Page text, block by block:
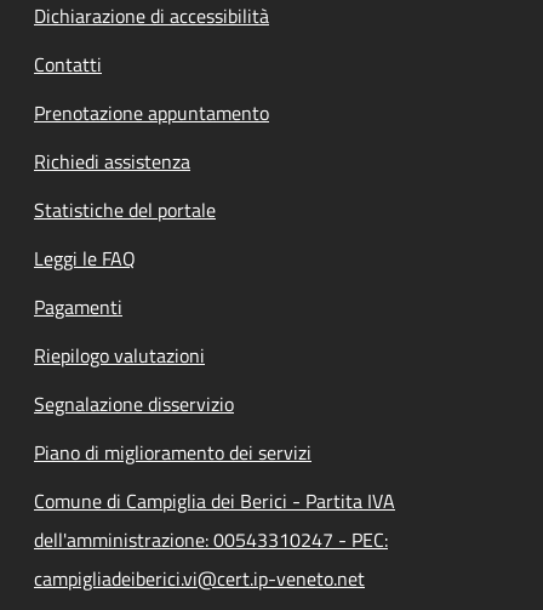
Dichiarazione di accessibilità
Contatti
Prenotazione appuntamento
Richiedi assistenza
Statistiche del portale
Leggi le FAQ
Pagamenti
Riepilogo valutazioni
Segnalazione disservizio
Piano di miglioramento dei servizi
Comune di Campiglia dei Berici - Partita IVA
dell'amministrazione: 00543310247 - PEC:
campigliadeiberici.vi@cert.ip-veneto.net